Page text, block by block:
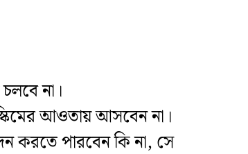
না।
আওতায় আসবেন না।
করতে পারবেন কি না, সে